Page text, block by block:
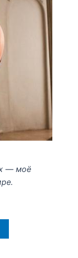
— моё